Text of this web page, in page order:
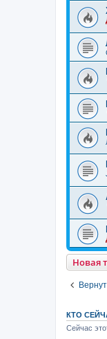
Новая
КТО
Сейчас